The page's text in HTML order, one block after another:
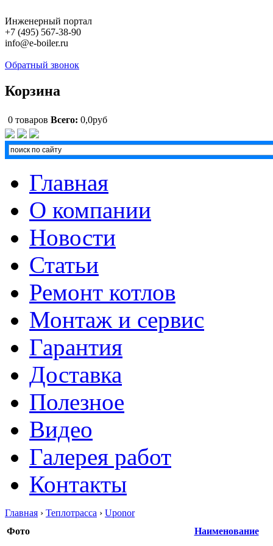
Инженерный портал
+7 (495) 567-38-90
info@e-boiler.ru
Обратный звонок
Корзина
0 товаров Всего: 0,0руб
Главная
О компании
Новости
Статьи
Ремонт котлов
Монтаж и сервис
Гарантия
Доставка
Полезное
Видео
Галерея работ
Контакты
Главная › Теплотрасса › Uponor
Фото
Наименование